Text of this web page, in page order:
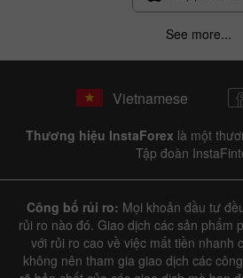
See more...
Vietnamese
Thương hiệu InstaForex là một
Tập đoàn
Công bố rủi ro: Mọi khoản đầu tư
rủi ro nào đó. Giao dịch các sản phẩm
với rủi ro cao về việc mất tiền nhanh
không nên tham gia giao dịch các